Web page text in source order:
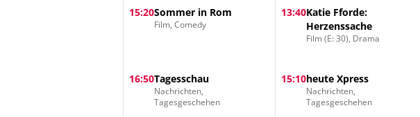
15:20Sommer in Rom
Film, Comedy
16:50Tagesschau
Nachrichten,
Tagesgeschehen
13:40Katie Fforde:
Herzenssache
Film (E: 30), Drama
15:10heute Xpress
Nachrichten,
Tagesgeschehen